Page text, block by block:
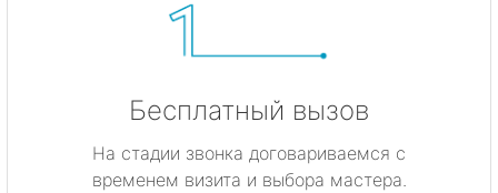
Бесплатный вызов
На стадии звонка договариваемся с
временем визита и выбора мастера.